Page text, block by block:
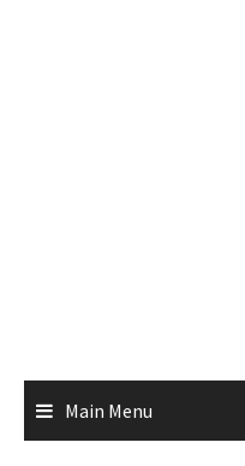
Main Menu